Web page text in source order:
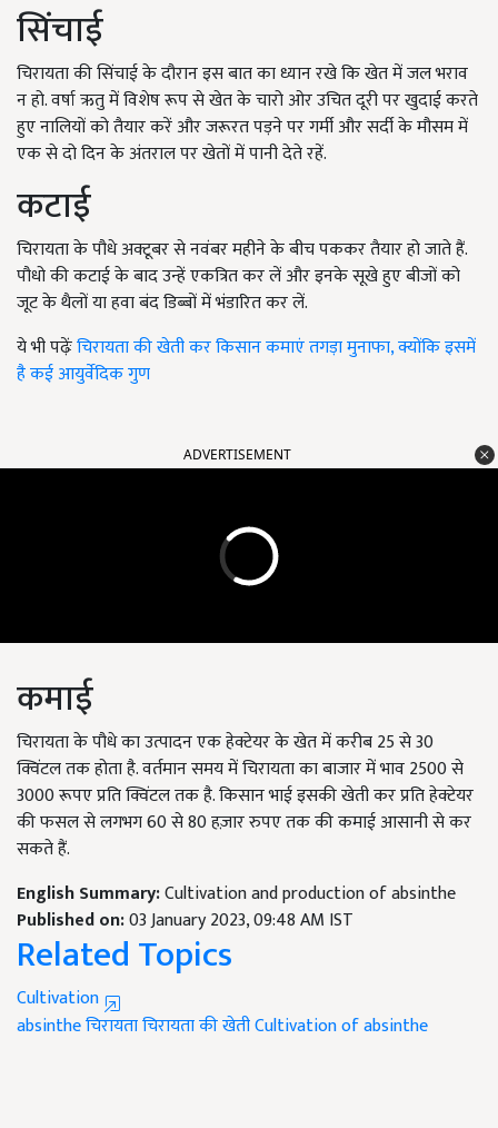
सिंचाई
चिरायता की सिंचाई के दौरान इस बात का ध्यान रखे कि खेत में जल भराव
न हो. वर्षा ऋतु में विशेष रूप से खेत के चारो ओर उचित दूरी पर खुदाई करते
हुए नालियों को तैयार करें और जरूरत पड़ने पर गर्मी और सर्दी के मौसम में
एक से दो दिन के अंतराल पर खेतों में पानी देते रहें.
कटाई
चिरायता के पौधे अक्टूबर से नवंबर महीने के बीच पककर तैयार हो जाते हैं.
पौधो की कटाई के बाद उन्हें एकत्रित कर लें और इनके सूखे हुए बीजों को
जूट के थैलों या हवा बंद डिब्बों में भंडारित कर लें.
ये भी पढ़ेंःचिरायता की खेती कर किसान कमाएं तगड़ा मुनाफा, क्योंकि इसमें
है कई आयुर्वेदिक गुण
ADVERTISEMENT
कमाई
चिरायता के पौधे का उत्पादन एक हेक्टेयर के खेत में करीब 25 से 30
क्विंटल तक होता है. वर्तमान समय में चिरायता का बाजार में भाव 2500 से
3000 रूपए प्रति क्विंटल तक है. किसान भाई इसकी खेती कर प्रति हेक्टेयर
की फसल से लगभग 60 से 80 हज़ार रुपए तक की कमाई आसानी से कर
सकते हैं.
English Summary:Cultivation and production of absinthe
Published on:03 January 2023, 09:48 AM IST
Related Topics
Cultivation
absintheचिरायताचिरायता की खेतीCultivation of absinthe